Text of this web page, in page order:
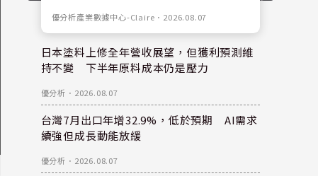
優分析產業數據中心-Claire ． 2026.08.07
日本塗料上修全年營收展望，但獲利預測維
持不變 下半年原料成本仍是壓力
優分析 ． 2026.08.07
台灣7月出口年增32.9%，低於預期 AI需求
續強但成長動能放緩
優分析 ． 2026.08.07